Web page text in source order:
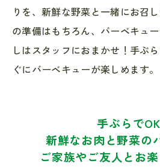
りを、新鮮な野菜と一緒にお召
の準備はもちろん、バーベキュ
しはスタッフにおまかせ！手ぶ
ぐにバーベキューが楽しめます。
手ぶらでOK
新鮮なお肉と野菜の
ご家族やご友人とお